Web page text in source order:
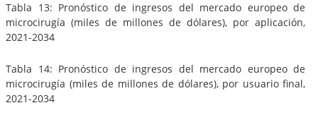
Tabla 13: Pronóstico de ingresos del mercado europeo de
microcirugía (miles de millones de dólares), por aplicación,
2021-2034
Tabla 14: Pronóstico de ingresos del mercado europeo de
microcirugía (miles de millones de dólares), por usuario final,
2021-2034